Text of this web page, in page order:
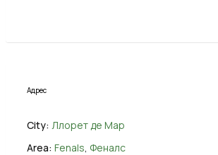
Адрес
City: Ллорет де Мар
Area: Fenals Феналс